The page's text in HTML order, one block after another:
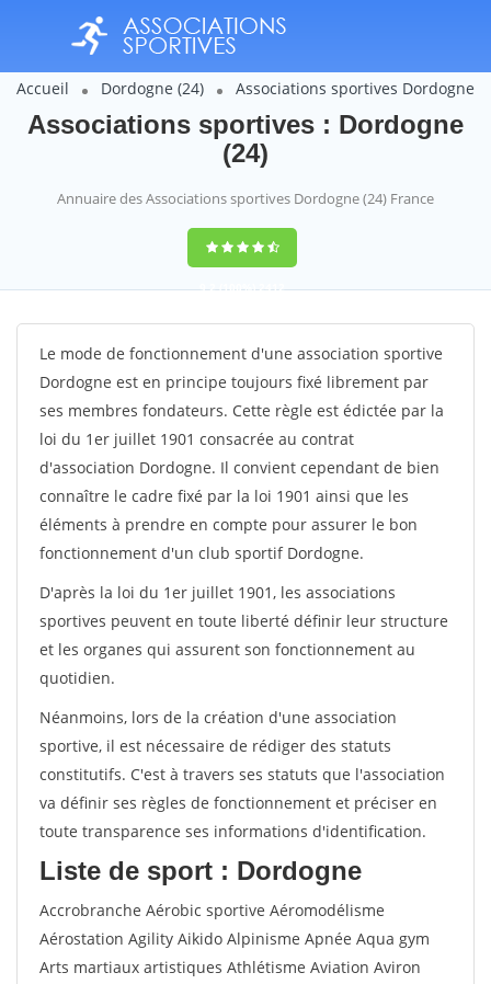
Accueil Dordogne (24) Associations sportives Dordogne
Associations sportives : Dordogne
(24)
Annuaire des Associations sportives Dordogne (24) France
9,2(100%)2412
votes
Le mode de fonctionnement d'une association sportive
Dordogne est en principe toujours fixé librement par
ses membres fondateurs. Cette règle est édictée par la
loi du 1er juillet 1901 consacrée au contrat
d'association Dordogne. Il convient cependant de bien
connaître le cadre fixé par la loi 1901 ainsi que les
éléments à prendre en compte pour assurer le bon
fonctionnement d'un club sportif Dordogne.
D'après la loi du 1er juillet 1901, les associations
sportives peuvent en toute liberté définir leur structure
et les organes qui assurent son fonctionnement au
quotidien.
Néanmoins, lors de la création d'une association
sportive, il est nécessaire de rédiger des statuts
constitutifs. C'est à travers ses statuts que l'association
va définir ses règles de fonctionnement et préciser en
toute transparence ses informations d'identification.
Liste de sport : Dordogne
Accrobranche Aérobic sportive Aéromodélisme
Aérostation Agility Aikido Alpinisme Apnée Aqua gym
Arts martiaux artistiques Athlétisme Aviation Aviron